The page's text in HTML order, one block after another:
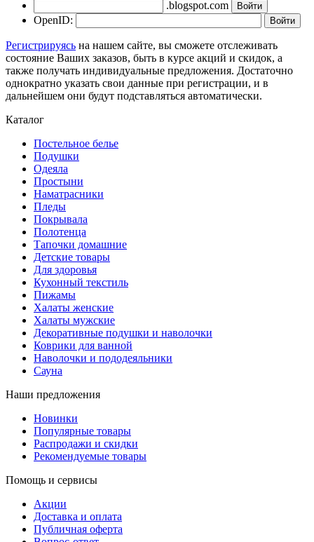
.blogspot.com
OpenID:
Регистрируясь на нашем сайте, вы сможете отслеживать
состояние Ваших заказов, быть в курсе акций и скидок, а
также получать индивидуальные предложения. Достаточно
однократно указать свои данные при регистрации, и в
дальнейшем они будут подставляться автоматически.
Каталог
Постельное белье
Подушки
Одеяла
Простыни
Наматрасники
Пледы
Покрывала
Полотенца
Тапочки домашние
Детские товары
Для здоровья
Кухонный текстиль
Пижамы
Халаты женские
Халаты мужские
Декоративные подушки и наволочки
Коврики для ванной
Наволочки и пододеяльники
Сауна
Наши предложения
Новинки
Популярные товары
Распродажи и скидки
Рекомендуемые товары
Помощь и сервисы
Акции
Доставка и оплата
Публичная оферта